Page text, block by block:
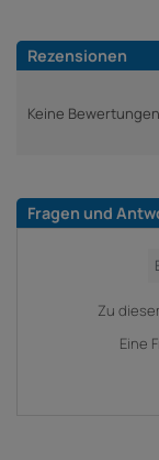
Rezensionen
Keine Bewertungen
Fragen und
Zu
Eine